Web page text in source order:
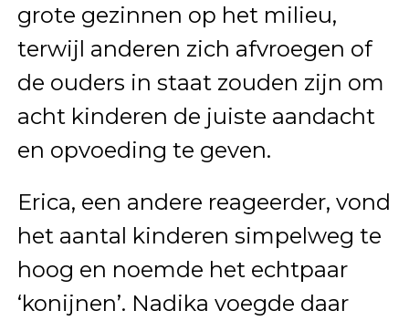
grote gezinnen op het milieu,
terwijl anderen zich afvroegen of
de ouders in staat zouden zijn om
acht kinderen de juiste aandacht
en opvoeding te geven.
Erica, een andere reageerder, vond
het aantal kinderen simpelweg te
hoog en noemde het echtpaar
‘konijnen’. Nadika voegde daar